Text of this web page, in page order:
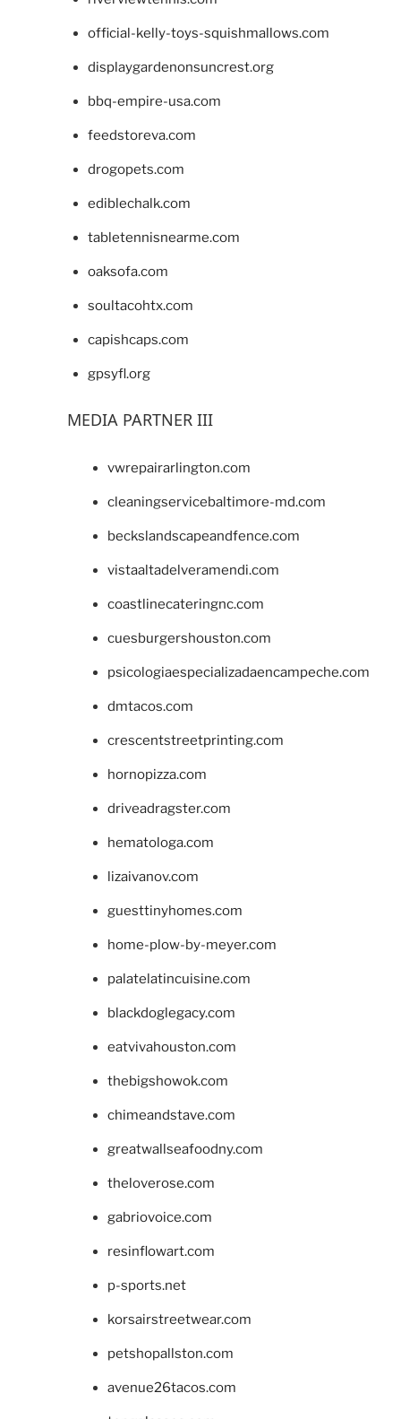
official-kelly-toys-squishmallows.com
displaygardenonsuncrest.org
bbq-empire-usa.com
feedstoreva.com
drogopets.com
ediblechalk.com
tabletennisnearme.com
oaksofa.com
soultacohtx.com
capishcaps.com
gpsyfl.org
MEDIA PARTNER III
vwrepairarlington.com
cleaningservicebaltimore-md.com
beckslandscapeandfence.com
vistaaltadelveramendi.com
coastlinecateringnc.com
cuesburgershouston.com
psicologiaespecializadaencampeche.com
dmtacos.com
crescentstreetprinting.com
hornopizza.com
driveadragster.com
hematologa.com
lizaivanov.com
guesttinyhomes.com
home-plow-by-meyer.com
palatelatincuisine.com
blackdoglegacy.com
eatvivahouston.com
thebigshowok.com
chimeandstave.com
greatwallseafoodny.com
theloverose.com
gabriovoice.com
resinflowart.com
p-sports.net
korsairstreetwear.com
petshopallston.com
avenue26tacos.com